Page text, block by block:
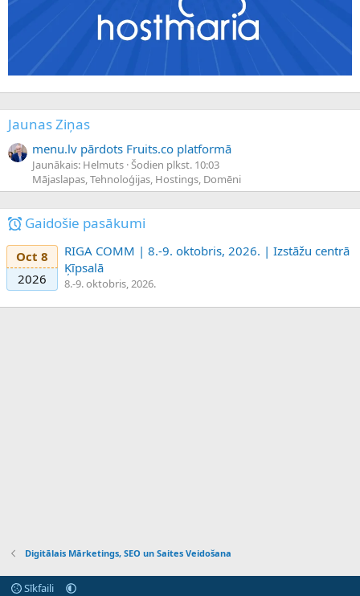
Jaunas Ziņas
menu.lv pārdots Fruits.co platformā
Jaunākais: Helmuts Šodien plkst. 10:03
Mājaslapas, Tehnoloģijas, Hostings, Domēni
Gaidošie pasākumi
Oct 8
2026
RIGA COMM | 8.-9. oktobris, 2026. | Izstāžu centrā
Ķīpsalā
8.-9. oktobris, 2026.
Digitālais Mārketings, SEO un Saites Veidošana
Sīkfaili